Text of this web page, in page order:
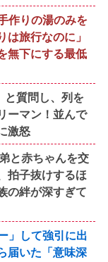
作りの湯のみを
は旅行なのに」
無下にする最低
と質問し、列を
ーマン！並んで
激怒
と赤ちゃんを交
拍子抜けするほ
の絆が深すぎて
」して強引に出
届いた「意味深